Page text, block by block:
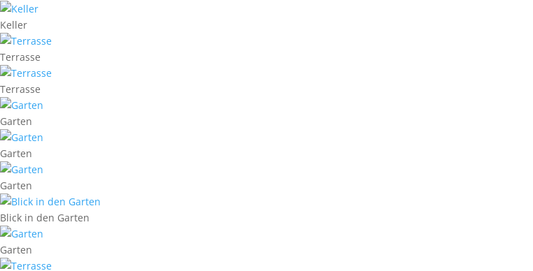
Keller
Terrasse
Terrasse
Garten
Garten
Garten
Blick in den Garten
Garten